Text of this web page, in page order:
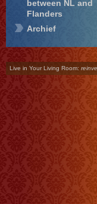
between NL and
Flanders
Archief
Live in Your Living Room: